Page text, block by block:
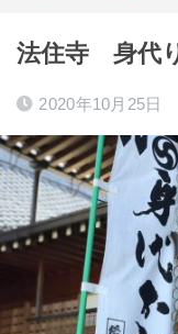
法住寺 身代
2020年10月25日